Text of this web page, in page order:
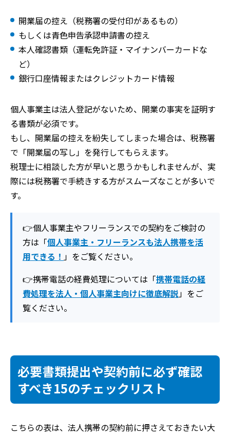
開業届の控え（税務署の受付印があるもの）
もしくは青色申告承認申請書の控え
本人確認書類（運転免許証・マイナンバーカードな
ど）
銀行口座情報またはクレジットカード情報
個人事業主は法人登記がないため、開業の事実を証明す
る書類が必須です。
もし、開業届の控えを紛失してしまった場合は、税務署
で「開業届の写し」を発行してもらえます。
税理士に相談した方が早いと思うかもしれませんが、実
際には税務署で手続きする方がスムーズなことが多いで
す。
👉個人事業主やフリーランスでの契約をご検討の
方は「個人事業主・フリーランスも法人携帯を活
用できる！ 」をご覧ください。
👉携帯電話の経費処理については 「携帯電話の経
費処理を法人・個人事業主向けに徹底解説」 をご
覧く ださい。
必要書類提出や契約前に必ず確認
すべき15のチェックリスト
こちらの表は、法人携帯の契約前に押さえておきたい大